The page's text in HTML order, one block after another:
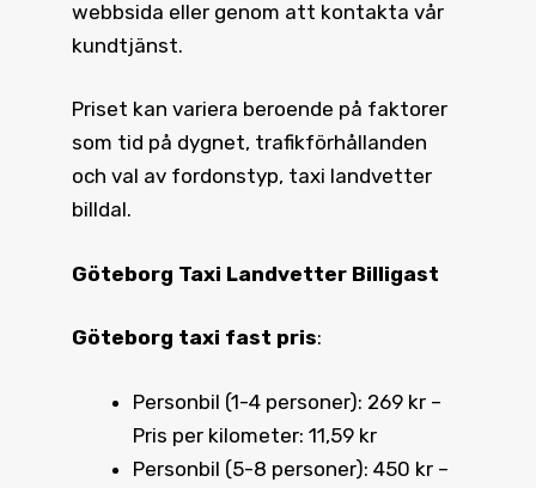
webbsida eller genom att kontakta vår
kundtjänst.
Priset kan variera beroende på faktorer
som tid på dygnet, trafikförhållanden
och val av fordonstyp, taxi landvetter
billdal.
Göteborg Taxi Landvetter Billigast
Göteborg taxi fast pris:
Personbil (1-4 personer): 269 kr –
Pris per kilometer: 11,59 kr
Personbil (5-8 personer): 450 kr –